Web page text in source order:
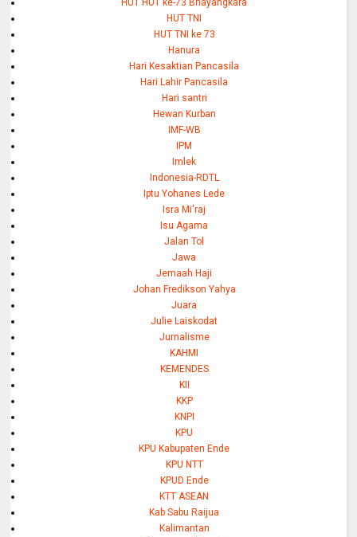
HUT HUT ke-73 Bhayangkara
HUT TNI
HUT TNI ke 73
Hanura
Hari Kesaktian Pancasila
Hari Lahir Pancasila
Hari santri
Hewan Kurban
IMF-WB
IPM
Imlek
Indonesia-RDTL
Iptu Yohanes Lede
Isra Mi'raj
Isu Agama
Jalan Tol
Jawa
Jemaah Haji
Johan Fredikson Yahya
Juara
Julie Laiskodat
Jurnalisme
KAHMI
KEMENDES
KII
KKP
KNPI
KPU
KPU Kabupaten Ende
KPU NTT
KPUD Ende
KTT ASEAN
Kab Sabu Raijua
Kalimantan